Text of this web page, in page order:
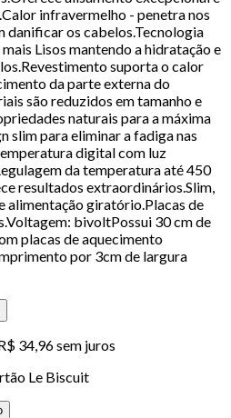
infravermelho - penetra nos
danificar os cabelos.Tecnologia
Lisos mantendo a hidratação e
suporta o calor
da parte externa do
são reduzidos em tamanho e
naturais para a máxima
slim para eliminar a fadiga nas
digital com luz
da temperatura até 450
resultados extraordinários.Slim,
alimentação giratório.Placas de
bivoltPossui 30 cm de
placas de aquecimento
por 3cm de largura
34,96 sem juros
Le Biscuit